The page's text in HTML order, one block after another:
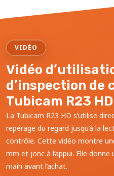
VIDÉO
Vidéo
d’inspection de
Tubicam R23 HD
La Tubicam R23 HD s’utilise
repérage du regard jusqu’à la
contrôle. Cette vidéo montre
mm et jonc à l’appui. Elle
main avant l’achat.